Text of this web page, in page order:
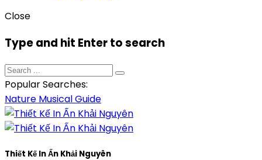
Close
Type and hit Enter to search
Popular Searches:
Nature MusicalGuide
Thiết Kế In Ấn Khải Nguyên